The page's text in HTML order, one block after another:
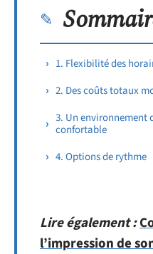
1. Flexibilité des
2. Des coûts totaux
3. Un environnement
confortable
4. Options de rythme
Lire également :
l’impression de